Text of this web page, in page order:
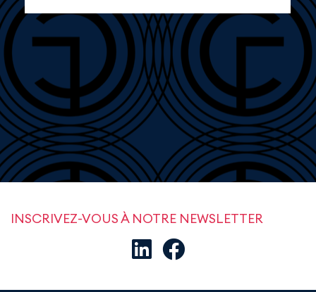
INSCRIVEZ-VOUS À NOTRE NEWSLETTER